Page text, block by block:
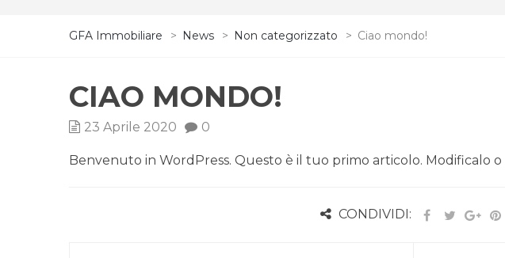
GFA Immobiliare > News > Non categorizzato > Ciao mondo!
CIAO MONDO!
23 Aprile 2020 0
Benvenuto in WordPress. Questo è il tuo primo articolo. Modificalo o
CONDIVIDI: